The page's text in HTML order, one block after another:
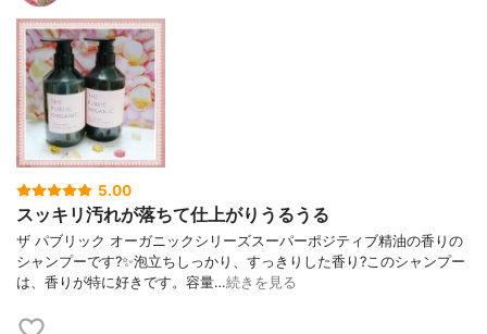
5.00
スッキリ汚れが落ちて仕上がりうるうる
ザ パブリック オーガニックシリーズスーパーポジティブ精油の香りの
シャンプーです?✨泡立ちしっかり、すっきりした香り?このシャンプー
は、香りが特に好きです。容量…続きを見る